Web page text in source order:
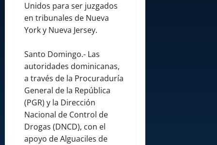
Unidos para ser juzgados
en tribunales de Nueva
York y Nueva Jersey.
Santo Domingo.- Las
autoridades dominicanas,
a través de la Procuraduría
General de la República
(PGR) y la Dirección
Nacional de Control de
Drogas (DNCD), con el
apoyo de Alguaciles de